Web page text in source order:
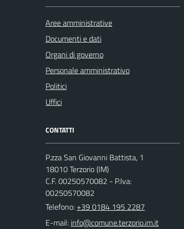
Aree amministrative
Documenti e dati
Organi di governo
Personale amministrativo
Politici
Uffici
CONTATTI
P.zza San Giovanni Battista, 1
18010 Terzorio (IM)
C.F. 00250570082 - P.Iva:
00250570082
Telefono: +39 0184 195 2287
E-mail: